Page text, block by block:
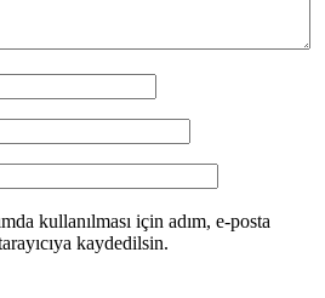
kullanılması için adım, e-posta
kaydedilsin.